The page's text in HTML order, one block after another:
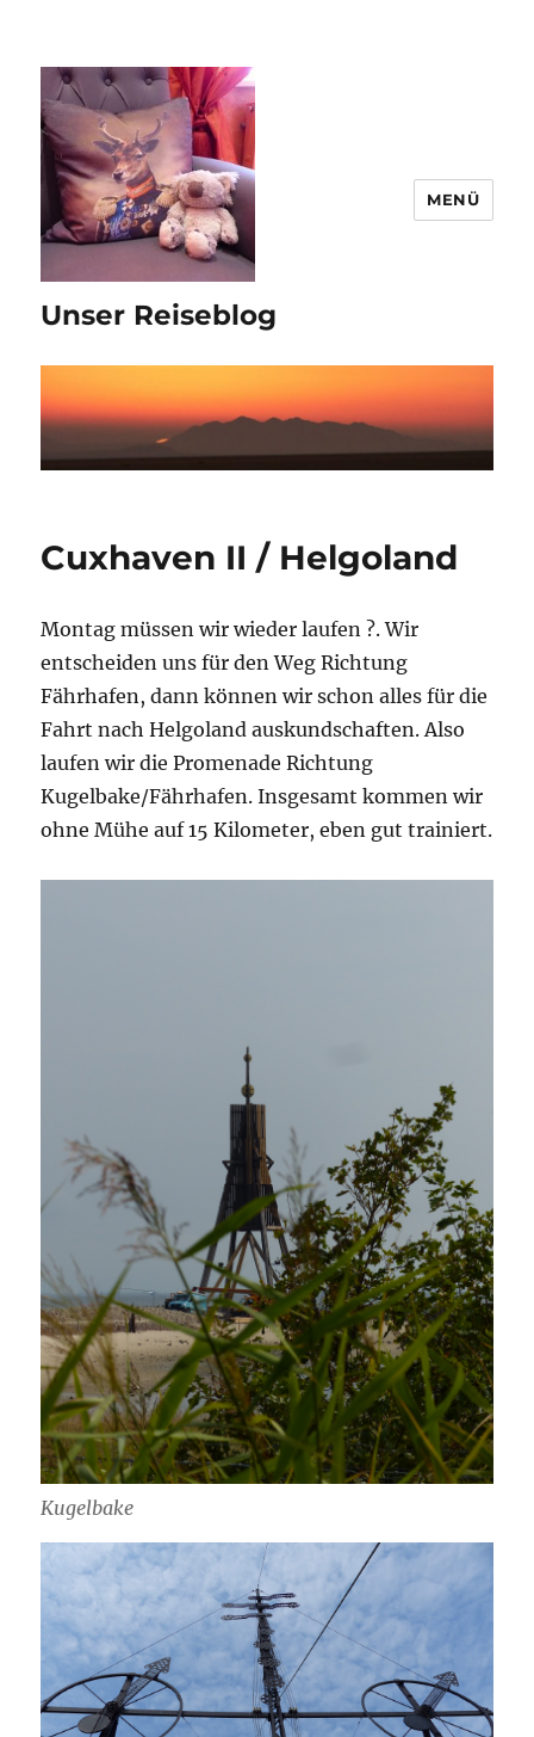
Unser Reiseblog
MENÜ
Cuxhaven II / Helgoland
Montag müssen wir wieder laufen ?. Wir
entscheiden uns für den Weg Richtung
Fährhafen, dann können wir schon alles für die
Fahrt nach Helgoland auskundschaften. Also
laufen wir die Promenade Richtung
Kugelbake/Fährhafen. Insgesamt kommen wir
ohne Mühe auf 15 Kilometer, eben gut trainiert.
Kugelbake